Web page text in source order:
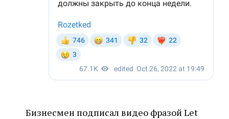
Бизнесмен подписал видео фразой Let